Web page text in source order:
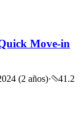
Move-in
(2 años)·
41.2